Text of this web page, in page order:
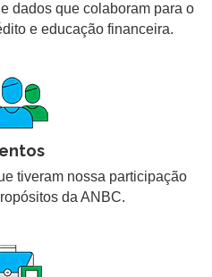
dados que colaboram para o
e educação financeira.
tiveram nossa participação
da ANBC.